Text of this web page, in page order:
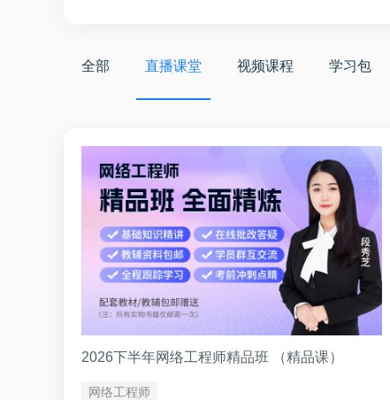
全部 直播课堂 视频课程 学习包
2026下半年网络工程师精品班 （精品课）
网络工程师